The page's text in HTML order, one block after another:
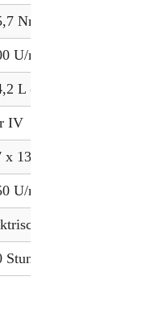
Nm (1350,2 lb-ft)
U/min
L (120 gal)
IV
x 135 mm
U/min
Stunden